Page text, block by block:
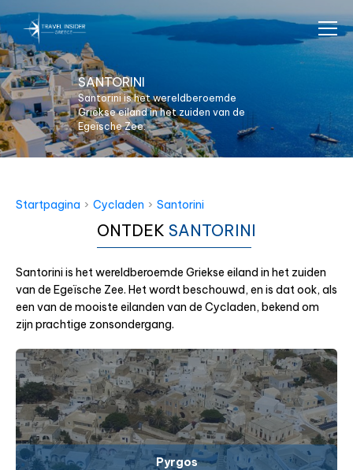
SANTORINI
Santorini is het wereldberoemde
Griekse eiland in het zuiden van de
Egeïsche Zee.
Startpagina › Cycladen › Santorini
ONTDEK SANTORINI
Santorini is het wereldberoemde Griekse eiland in het zuiden
van de Egeïsche Zee. Het wordt beschouwd, en is dat ook, als
een van de mooiste eilanden van de Cycladen, bekend om
zijn prachtige zonsondergang.
Pyrgos